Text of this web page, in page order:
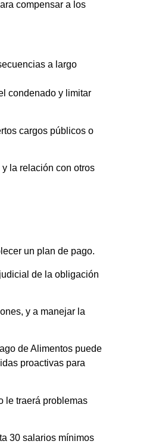
compensar a los
a largo
condenado y limitar
cargos públicos o
la relación con otros
un plan de pago.
de la obligación
y a manejar la
de Alimentos puede
proactivas para
le traerá problemas
30 salarios mínimos